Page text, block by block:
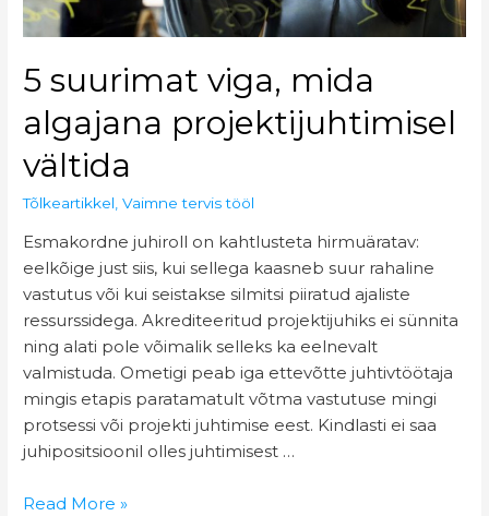
5 suurimat viga, mida
algajana projektijuhtimisel
vältida
Tõlkeartikkel ,Vaimne tervis tööl
Esmakordne juhiroll on kahtlusteta hirmuäratav:
eelkõige just siis, kui sellega kaasneb suur rahaline
vastutus või kui seistakse silmitsi piiratud ajaliste
ressurssidega. Akrediteeritud projektijuhiks ei sünnita
ning alati pole võimalik selleks ka eelnevalt
valmistuda. Ometigi peab iga ettevõtte juhtivtöötaja
mingis etapis paratamatult võtma vastutuse mingi
protsessi või projekti juhtimise eest. Kindlasti ei saa
juhipositsioonil olles juhtimisest …
5
Read More »